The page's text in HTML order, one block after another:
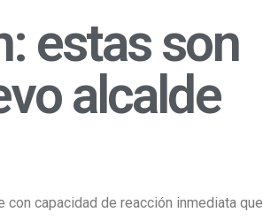
estas son
alcalde
con capacidad de reacción inmediata que